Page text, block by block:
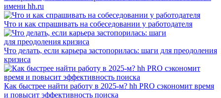
имени hh.ru
Что и как спрашивать на собеседовании у работодателя
Что делать, если карьера застопорилась: шаги для преодоления
кризиса
Как быстрее найти работу в 2025-м? hh PRO сэкономит время
и повысит эффективность поиска